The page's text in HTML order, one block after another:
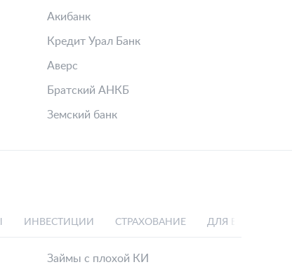
Акибанк
Кредит Урал Банк
Аверс
Братский АНКБ
Земский банк
ИНВЕСТИЦИИ СТРАХОВАНИЕ ДЛЯ БИЗНЕСА
Займы с плохой КИ